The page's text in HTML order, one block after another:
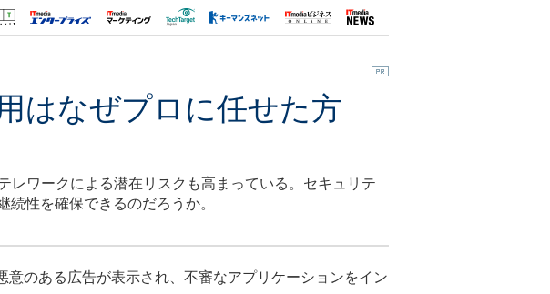
はなぜプロに任せた方
レワークによる潜在リスクも高まっている。セキュリテ
性を確保できるのだろうか。
のある広告が表示され、不審なアプリケーションをイン